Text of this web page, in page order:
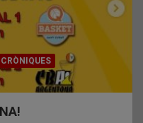
CRÒNIQUES